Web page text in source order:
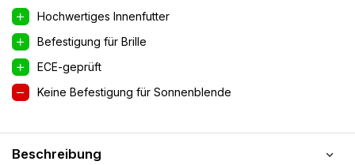
Hochwertiges Innenfutter
Befestigung für Brille
ECE-geprüft
Keine Befestigung für Sonnenblende
Beschreibung